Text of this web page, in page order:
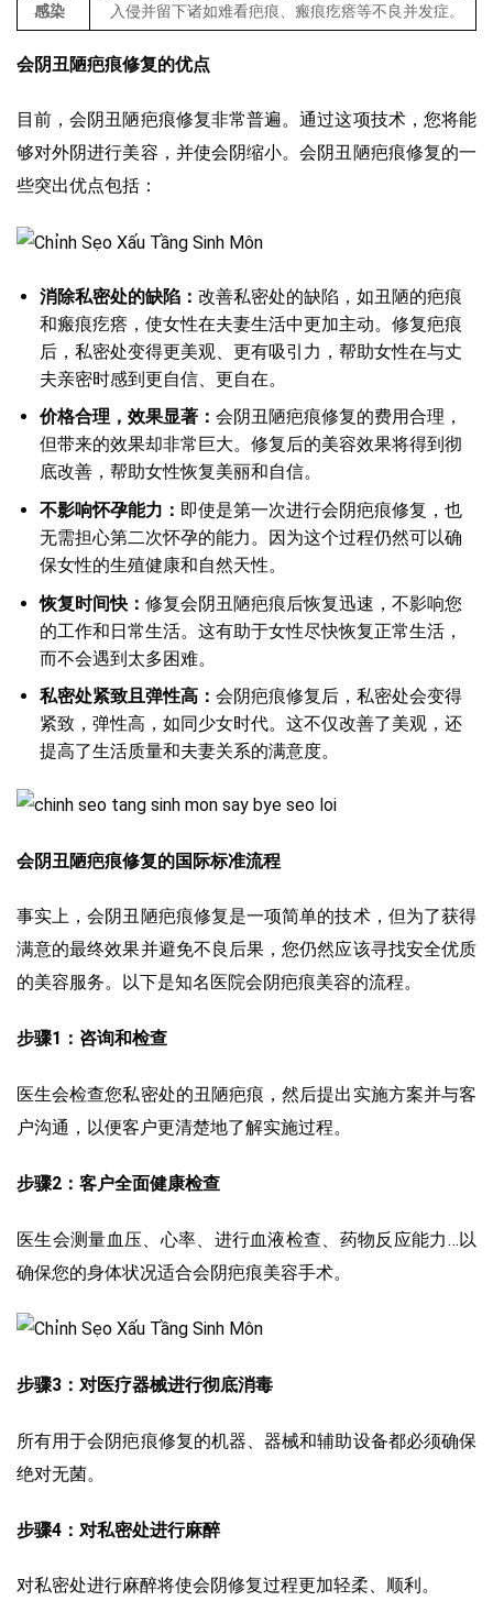
感染
入侵并留下诸如难看疤痕、瘢痕疙瘩等不良并发症。
会阴丑陋疤痕修复的优点
目前，会阴丑陋疤痕修复非常普遍。通过这项技术，您将能
够对外阴进行美容，并使会阴缩小。会阴丑陋疤痕修复的一
些突出优点包括：
消除私密处的缺陷： 改善私密处的缺陷，如丑陋的疤痕
和瘢痕疙瘩，使女性在夫妻生活中更加主动。修复疤痕
后，私密处变得更美观、更有吸引力，帮助女性在与丈
夫亲密时感到更自信、更自在。
价格合理，效果显著： 会阴丑陋疤痕修复的费用合理，
但带来的效果却非常巨大。修复后的美容效果将得到彻
底改善，帮助女性恢复美丽和自信。
不影响怀孕能力： 即使是第一次进行会阴疤痕修复，也
无需担心第二次怀孕的能力。因为这个过程仍然可以确
保女性的生殖健康和自然天性。
恢复时间快： 修复会阴丑陋疤痕后恢复迅速，不影响您
的工作和日常生活。这有助于女性尽快恢复正常生活，
而不会遇到太多困难。
私密处紧致且弹性高： 会阴疤痕修复后，私密处会变得
紧致，弹性高，如同少女时代。这不仅改善了美观，还
提高了生活质量和夫妻关系的满意度。
会阴丑陋疤痕修复的国际标准流程
事实上，会阴丑陋疤痕修复是一项简单的技术，但为了获得
满意的最终效果并避免不良后果，您仍然应该寻找安全优质
的美容服务。以下是知名医院会阴疤痕美容的流程。
步骤1：咨询和检查
医生会检查您私密处的丑陋疤痕，然后提出实施方案并与客
户沟通，以便客户更清楚地了解实施过程。
步骤2：客户全面健康检查
医生会测量血压、心率、进行血液检查、药物反应能力…以
确保您的身体状况适合会阴疤痕美容手术。
步骤3：对医疗器械进行彻底消毒
所有用于会阴疤痕修复的机器、器械和辅助设备都必须确保
绝对无菌。
步骤4：对私密处进行麻醉
对私密处进行麻醉将使会阴修复过程更加轻柔、顺利。